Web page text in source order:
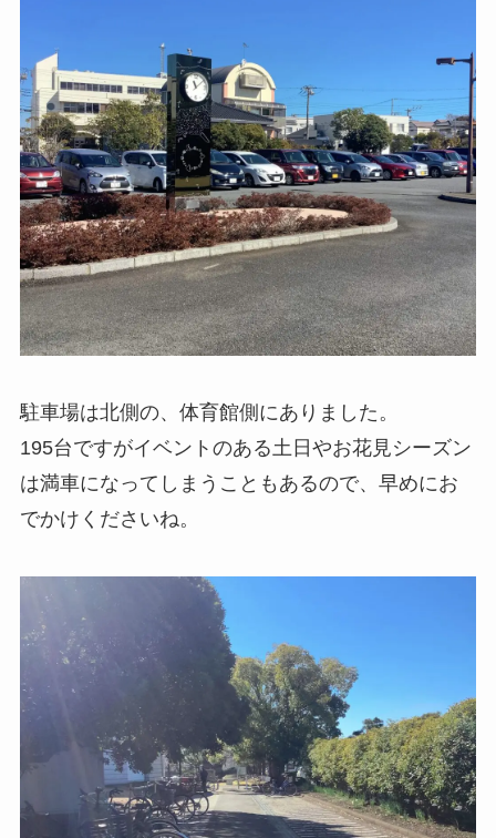
駐車場は北側の、体育館側にありました。
195台ですがイベントのある土日やお花見シーズン
は満車になってしまうこともあるので、早めにお
でかけくださいね。